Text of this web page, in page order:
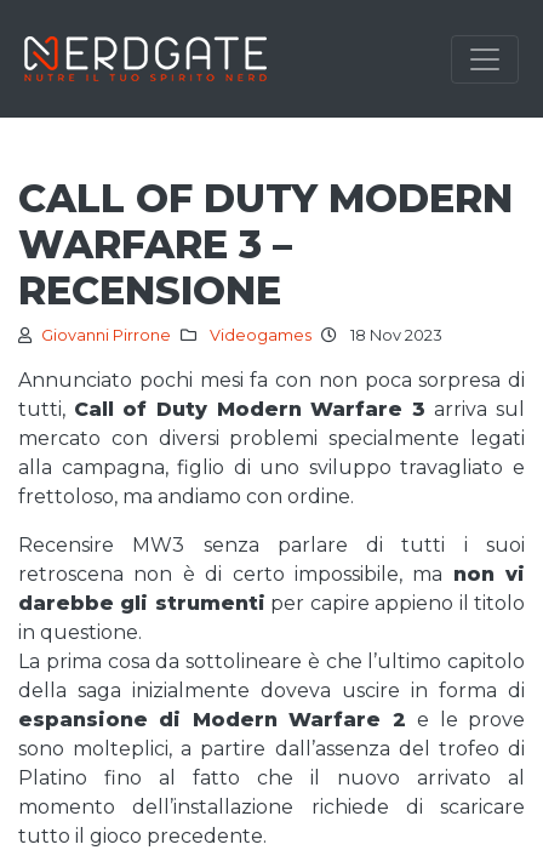
CALL OF DUTY MODERN
WARFARE 3 –
RECENSIONE
Giovanni Pirrone Videogames 18 Nov 2023
Annunciato pochi mesi fa con non poca sorpresa di
tutti, Call of Duty Modern Warfare 3arriva sul
mercato con diversi problemi specialmente legati
alla campagna, figlio di uno sviluppo travagliato e
frettoloso, ma andiamo con ordine.
Recensire MW3 senza parlare di tutti i suoi
retroscena non è di certo impossibile, ma non vi
darebbe gli strumenti per capire appieno il titolo
in questione.
La prima cosa da sottolineare è che l’ultimo capitolo
della saga inizialmente doveva uscire in forma di
espansione di Modern Warfare 2e le prove
sono molteplici, a partire dall’assenza del trofeo di
Platino fino al fatto che il nuovo arrivato al
momento dell’installazione richiede di scaricare
tutto il gioco precedente.